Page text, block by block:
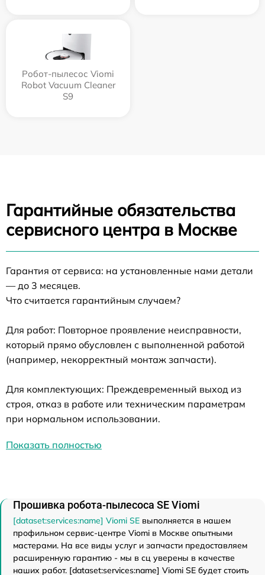
Робот-пылесос Viomi
Robot Vacuum Cleaner
S9
Гарантийные обязательства
сервисного центра в Москве
Гарантия от сервиса: на установленные нами детали
— до 3 месяцев.
Что считается гарантийным случаем?
Для работ: Повторное проявление неисправности,
который прямо обусловлен с выполненной работой
(например, некорректный монтаж запчасти).
Для комплектующих: Преждевременный выход из
строя, отказ в работе или техническим параметрам
при нормальном использовании.
Показать полностью
Прошивка робота-пылесоса SE Viomi
[dataset:services:name] Viomi SE выполняется в нашем
профильном сервис-центре Viomi в Москве опытными
мастерами. На все виды услуг и запчасти предоставляем
расширенную гарантию - мы в сц уверены в качестве
наших работ. [dataset:services:name] Viomi SE будет стоить